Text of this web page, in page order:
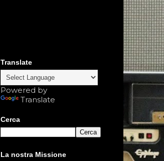
Translate
Powered by
Translate
Cerca
La nostra Missione